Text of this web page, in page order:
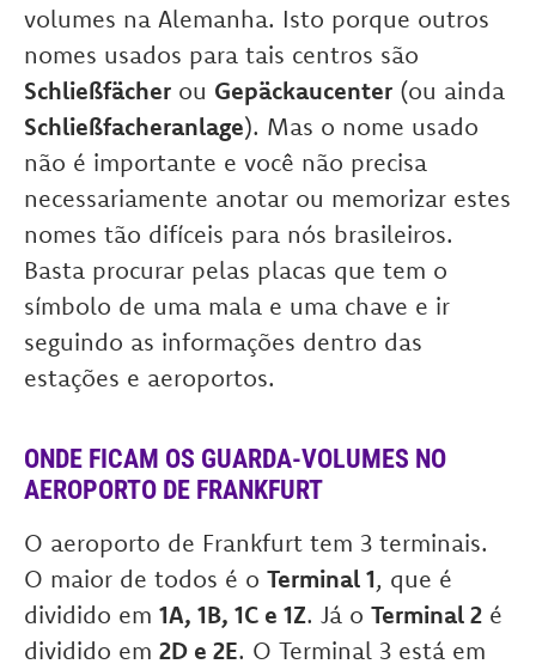
volumes na Alemanha. Isto porque outros
nomes usados para tais centros são
Schließfächer ou Gepäckaucenter (ou ainda
Schließfacheranlage). Mas o nome usado
não é importante e você não precisa
necessariamente anotar ou memorizar estes
nomes tão difíceis para nós brasileiros.
Basta procurar pelas placas que tem o
símbolo de uma mala e uma chave e ir
seguindo as informações dentro das
estações e aeroportos.
ONDE FICAM OS GUARDA-VOLUMES NO
AEROPORTO DE FRANKFURT
O aeroporto de Frankfurt tem 3 terminais.
O maior de todos é o Terminal 1, que é
dividido em 1A, 1B, 1C e 1Z. Já o Terminal 2 é
dividido em 2D e 2E. O Terminal 3 está em